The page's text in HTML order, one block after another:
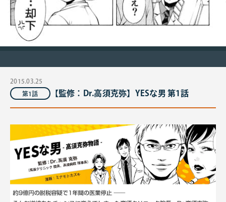
2015.03.25
第1話 【監修：Dr.高須克弥】YESな男 第1話